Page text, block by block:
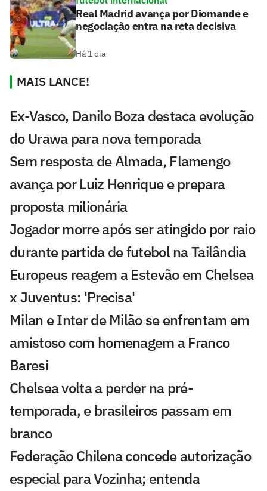
Real Madrid avança por Diomande e
negociação entra na reta decisiva
Há 1 dia
MAIS LANCE!
Ex-Vasco, Danilo Boza destaca evolução
do Urawa para nova temporada
Sem resposta de Almada, Flamengo
avança por Luiz Henrique e prepara
proposta milionária
Jogador morre após ser atingido por raio
durante partida de futebol na Tailândia
Europeus reagem a Estevão em Chelsea
x Juventus: 'Precisa'
Milan e Inter de Milão se enfrentam em
amistoso com homenagem a Franco
Baresi
Chelsea volta a perder na pré-
temporada, e brasileiros passam em
branco
Federação Chilena concede autorização
especial para Vozinha; entenda